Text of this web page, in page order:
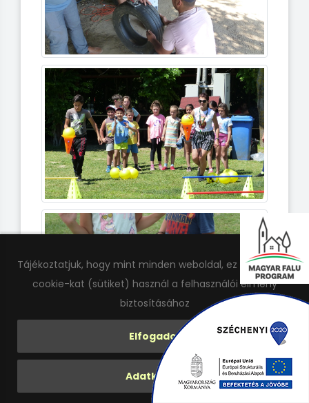
Tájékoztatjuk, hogy mint minden weboldal, ez a honlap is
cookie-kat (sütiket) használ a felhasználói élmény
biztosításához
Elfogadom
Adatkezelés